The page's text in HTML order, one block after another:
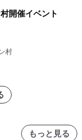
開催イベント
村
もっと見る